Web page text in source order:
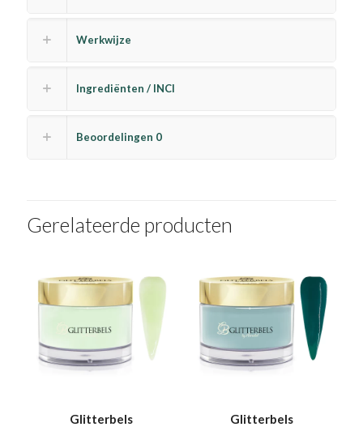
Werkwijze
Ingrediënten / INCI
Beoordelingen 0
Gerelateerde producten
Glitterbels
Glitterbels